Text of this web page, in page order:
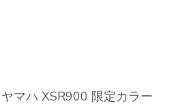
マハ XSR900 限定カラー